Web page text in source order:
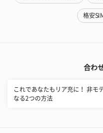
格安
合わ
これであなたもリア充に！ 非モ
なる2つの方法